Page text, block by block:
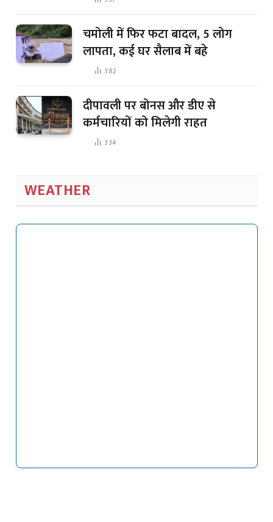
चमोली में फिर फटा बादल, 5 लोग
लापता, कई घर सैलाब में बहे
382
दीपावली पर बोनस और डीए से
कर्मचारियों को मिलेगी राहत
334
WEATHER